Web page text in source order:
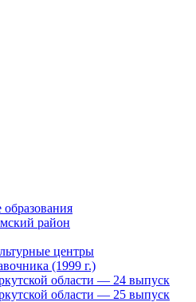
район
центры
(1999 г.)
области — 24 выпуск
области — 25 выпуск